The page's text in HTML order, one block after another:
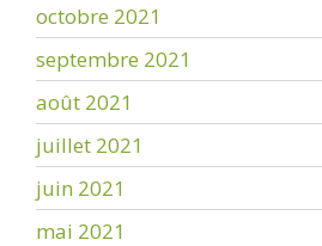
octobre 2021
septembre 2021
août 2021
juillet 2021
juin 2021
mai 2021